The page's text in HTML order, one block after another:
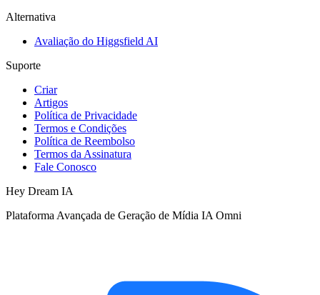
Alternativa
Avaliação do Higgsfield AI
Suporte
Criar
Artigos
Política de Privacidade
Termos e Condições
Política de Reembolso
Termos da Assinatura
Fale Conosco
Hey Dream IA
Plataforma Avançada de Geração de Mídia IA Omni